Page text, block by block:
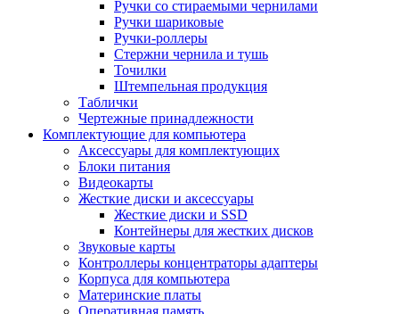
Ручки со стираемыми чернилами
Ручки шариковые
Ручки-роллеры
Стержни чернила и тушь
Точилки
Штемпельная продукция
Таблички
Чертежные принадлежности
Комплектующие для компьютера
Аксессуары для комплектующих
Блоки питания
Видеокарты
Жесткие диски и аксессуары
Жесткие диски и SSD
Контейнеры для жестких дисков
Звуковые карты
Контроллеры концентраторы адаптеры
Корпуса для компьютера
Материнские платы
Оперативная память